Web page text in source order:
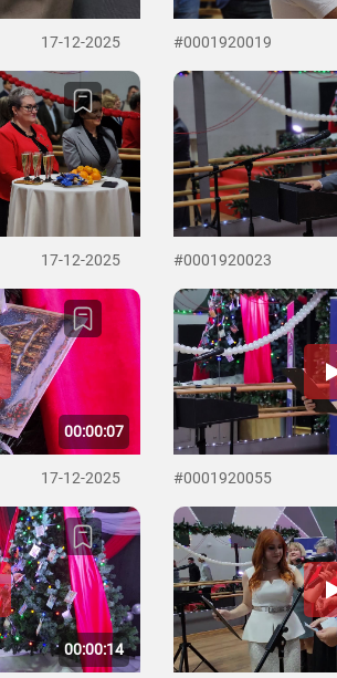
17-12-2025 #0001920019
17-12-2025 #0001920023
00:00:07
17-12-2025 #0001920055
00:00:14